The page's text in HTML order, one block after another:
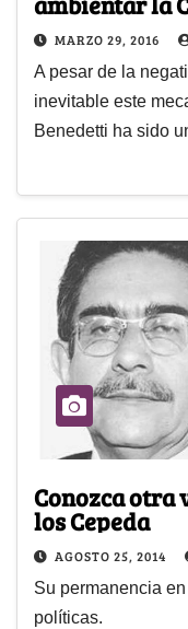
MARZO 29, 2016
A pesar de la
inevitable este
Benedetti ha sido
Conozca otra
los Cepeda
AGOSTO 25, 2014
Su permanencia
políticas.